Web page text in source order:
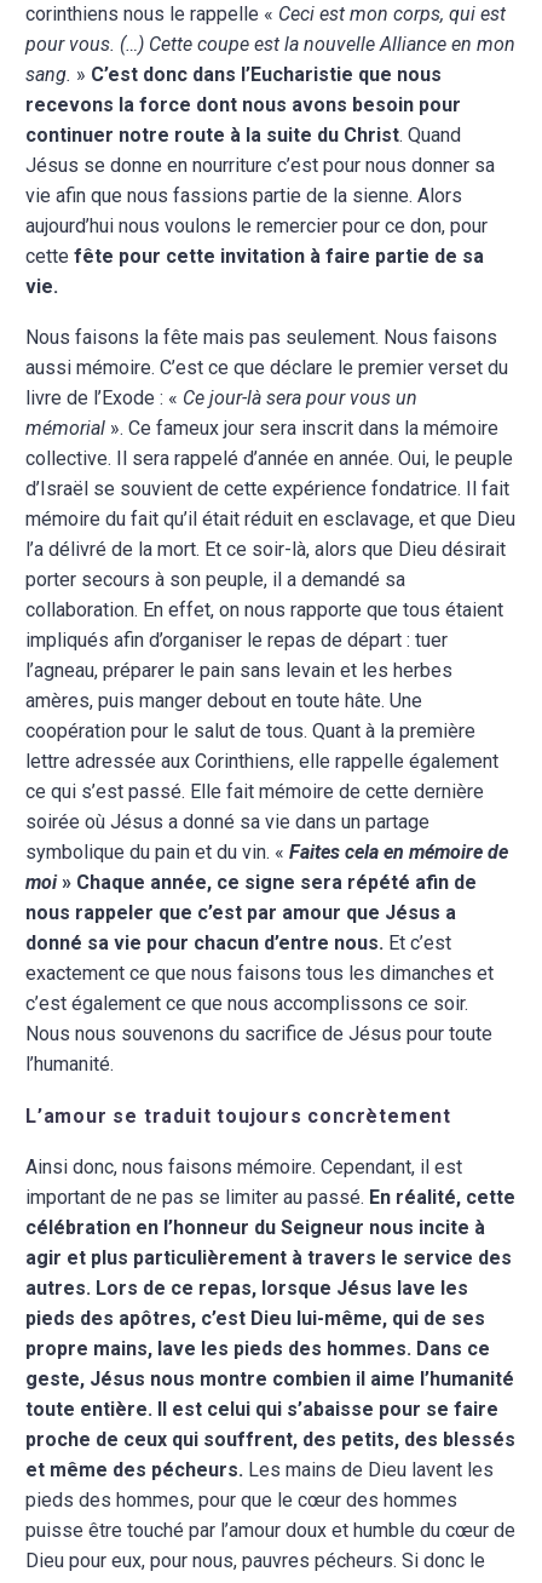
corinthiens nous le rappelle « Ceci est mon corps, qui est
pour vous. (…) Cette coupe est la nouvelle Alliance en mon
sang. » C’est donc dans l’Eucharistie que nous
recevons la force dont nous avons besoin pour
continuer notre route à la suite du Christ. Quand
Jésus se donne en nourriture c’est pour nous donner sa
vie afin que nous fassions partie de la sienne. Alors
aujourd’hui nous voulons le remercier pour ce don, pour
cette fête pour cette invitation à faire partie de sa
vie.
Nous faisons la fête mais pas seulement. Nous faisons
aussi mémoire. C’est ce que déclare le premier verset du
livre de l’Exode : « Ce jour-là sera pour vous un
mémorial ». Ce fameux jour sera inscrit dans la mémoire
collective. Il sera rappelé d’année en année. Oui, le peuple
d’Israël se souvient de cette expérience fondatrice. Il fait
mémoire du fait qu’il était réduit en esclavage, et que Dieu
l’a délivré de la mort. Et ce soir-là, alors que Dieu désirait
porter secours à son peuple, il a demandé sa
collaboration. En effet, on nous rapporte que tous étaient
impliqués afin d’organiser le repas de départ : tuer
l’agneau, préparer le pain sans levain et les herbes
amères, puis manger debout en toute hâte. Une
coopération pour le salut de tous. Quant à la première
lettre adressée aux Corinthiens, elle rappelle également
ce qui s’est passé. Elle fait mémoire de cette dernière
soirée où Jésus a donné sa vie dans un partage
symbolique du pain et du vin. « Faites cela en mémoire de
moi» Chaque année, ce signe sera répété afin de
nous rappeler que c’est par amour que Jésus a
donné sa vie pour chacun d’entre nous. Et c’est
exactement ce que nous faisons tous les dimanches et
c’est également ce que nous accomplissons ce soir.
Nous nous souvenons du sacrifice de Jésus pour toute
l’humanité.
L’amour se traduit toujours concrètement
Ainsi donc, nous faisons mémoire. Cependant, il est
important de ne pas se limiter au passé. En réalité, cette
célébration en l’honneur du Seigneur nous incite à
agir et plus particulièrement à travers le service des
autres. Lors de ce repas, lorsque Jésus lave les
pieds des apôtres, c’est Dieu lui-même, qui de ses
propre mains, lave les pieds des hommes. Dans ce
geste, Jésus nous montre combien il aime l’humanité
toute entière. Il est celui qui s’abaisse pour se faire
proche de ceux qui souffrent, des petits, des blessés
et même des pécheurs. Les mains de Dieu lavent les
pieds des hommes, pour que le cœur des hommes
puisse être touché par l’amour doux et humble du cœur de
Dieu pour eux, pour nous, pauvres pécheurs. Si donc le